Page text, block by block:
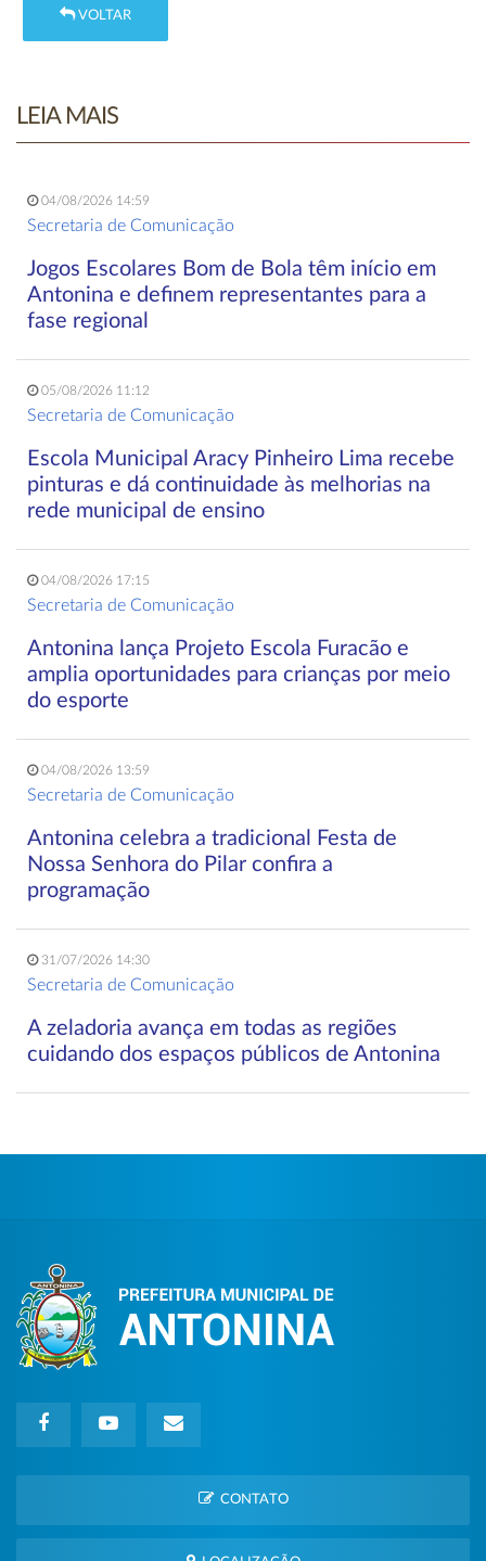
VOLTAR
LEIA MAIS
04/08/2026 14:59
Secretaria de Comunicação
Jogos Escolares Bom de Bola têm início em
Antonina e definem representantes para a
fase regional
05/08/2026 11:12
Secretaria de Comunicação
Escola Municipal Aracy Pinheiro Lima recebe
pinturas e dá continuidade às melhorias na
rede municipal de ensino
04/08/2026 17:15
Secretaria de Comunicação
Antonina lança Projeto Escola Furacão e
amplia oportunidades para crianças por meio
do esporte
04/08/2026 13:59
Secretaria de Comunicação
Antonina celebra a tradicional Festa de
Nossa Senhora do Pilar confira a
programação
31/07/2026 14:30
Secretaria de Comunicação
A zeladoria avança em todas as regiões
cuidando dos espaços públicos de Antonina
CONTATO